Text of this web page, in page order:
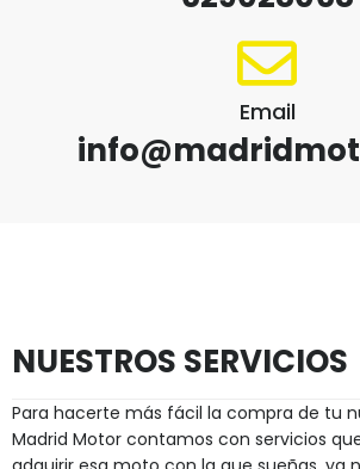
Email
NUESTROS SERVICIOS
Para hacerte más fácil la compra de tu
Madrid Motor contamos con servicios